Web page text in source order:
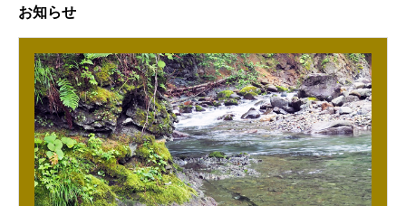
お知らせ